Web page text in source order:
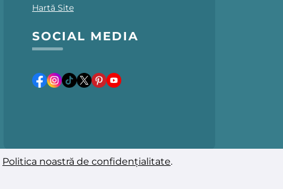
Hartă Site
SOCIAL MEDIA
Politica noastră de confidențialitate.